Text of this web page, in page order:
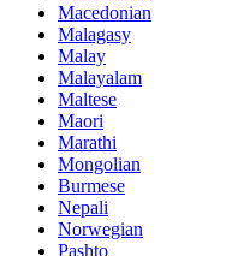
Macedonian
Malagasy
Malay
Malayalam
Maltese
Maori
Marathi
Mongolian
Burmese
Nepali
Norwegian
Pashto